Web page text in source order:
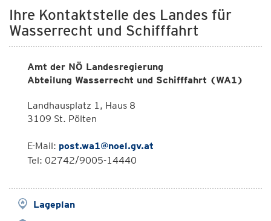
Ihre Kontaktstelle des Landes für
Wasserrecht und Schifffahrt
Amt der NÖ Landesregierung
Abteilung Wasserrecht und Schifffahrt (WA1)
Landhausplatz 1, Haus 8
3109 St. Pölten
E-Mail: post.wa1@noel.gv.at
Tel: 02742/9005-14440
Lageplan